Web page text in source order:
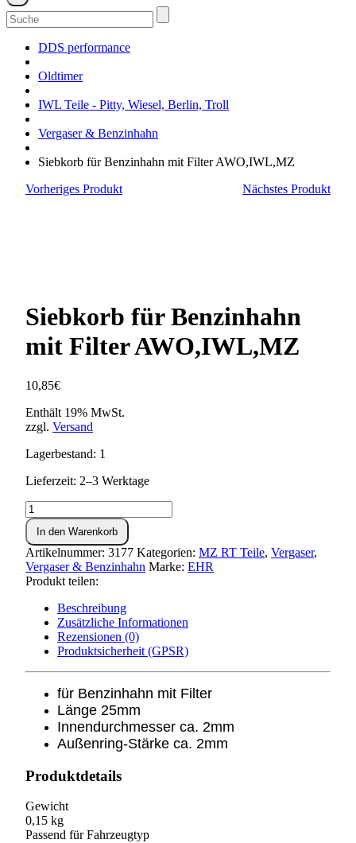
Suchen
nach:
DDS performance
Oldtimer
IWL Teile - Pitty, Wiesel, Berlin, Troll
Vergaser & Benzinhahn
Siebkorb für Benzinhahn mit Filter AWO,IWL,MZ
Vorheriges Produkt
Nächstes Produkt
Siebkorb für Benzinhahn
mit Filter AWO,IWL,MZ
10,85€
Enthält 19% MwSt.
zzgl. Versand
Lagerbestand: 1
Lieferzeit: 2–3 Werktage
Siebkorb
für
Benzinhahn
mit
Filter
AWO,IWL,MZ
In den Warenkorb
Artikelnummer: 3177 Kategorien: MZ RT Teile, Vergaser,
Vergaser & Benzinhahn Marke: EHR
Produkt teilen:
Beschreibung
Zusätzliche Informationen
Rezensionen (0)
Produktsicherheit (GPSR)
für Benzinhahn mit Filter
Länge 25mm
Innendurchmesser ca. 2mm
Außenring-Stärke ca. 2mm
Produktdetails
Gewicht
0,15 kg
Passend für Fahrzeugtyp